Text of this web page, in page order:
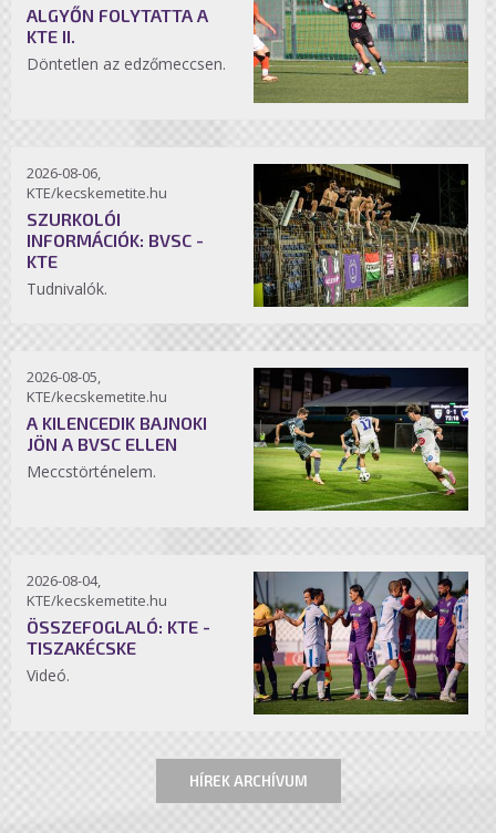
ALGYŐN FOLYTATTA A
KTE II.
Döntetlen az edzőmeccsen.
2026-08-06,
KTE/kecskemetite.hu
SZURKOLÓI
INFORMÁCIÓK: BVSC -
KTE
Tudnivalók.
2026-08-05,
KTE/kecskemetite.hu
A KILENCEDIK BAJNOKI
JÖN A BVSC ELLEN
Meccstörténelem.
2026-08-04,
KTE/kecskemetite.hu
ÖSSZEFOGLALÓ: KTE -
TISZAKÉCSKE
Videó.
HÍREK ARCHÍVUM